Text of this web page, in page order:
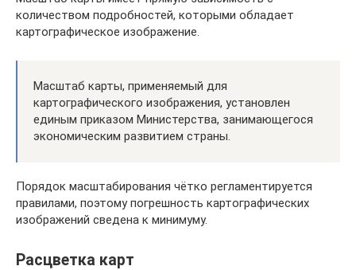
количеством подробностей, которыми обладает
картографическое изображение.
Масштаб карты, применяемый для
картографического изображения, установлен
единым приказом Министерства, занимающегося
экономическим развитием страны.
Порядок масштабирования чётко регламентируется
правилами, поэтому погрешность картографических
изображений сведена к минимуму.
Расцветка карт